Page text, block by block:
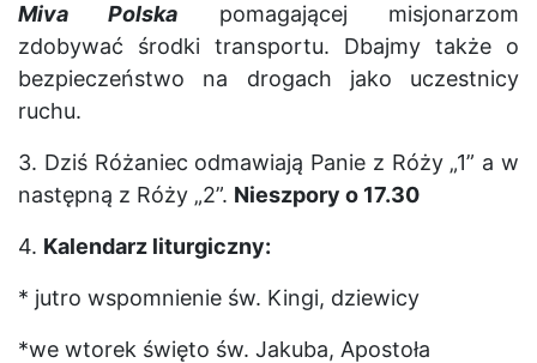
Miva Polska pomagającej misjonarzom
zdobywać środki transportu. Dbajmy także o
bezpieczeństwo na drogach jako uczestnicy
ruchu.
3. Dziś Różaniec odmawiają Panie z Róży „1” a w
następną z Róży „2”. Nieszpory o 17.30
4. Kalendarz liturgiczny:
* jutro wspomnienie św. Kingi, dziewicy
*we wtorek święto św. Jakuba, Apostoła